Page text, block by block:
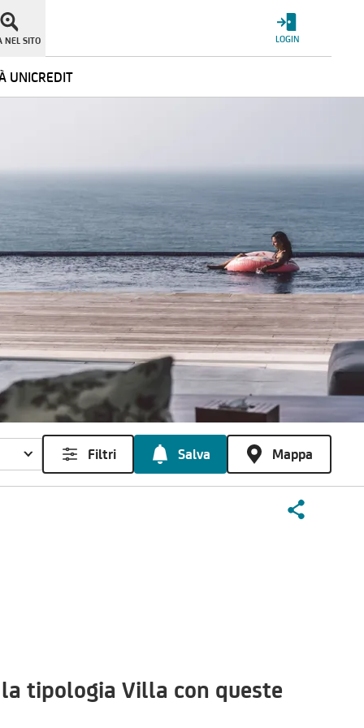
UNICREDIT
NEL SITO LOGIN
Filtri Salva Mappa
tipologia Villa con queste